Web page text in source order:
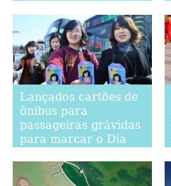
Lançados cartões de
ônibus para
passageiras grávidas
para marcar o Dia
Mulher em Shandong